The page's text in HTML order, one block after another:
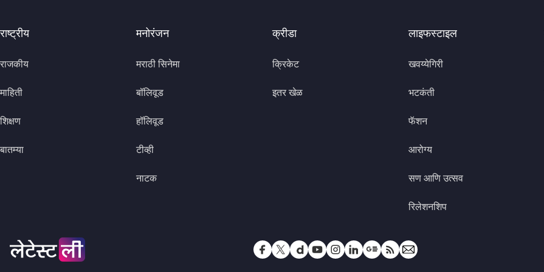
राष्ट्रीय
राजकीय
माहिती
शिक्षण
बातम्या
मनोरंजन
मराठी सिनेमा
बॉलिवूड
हॉलिवूड
टीव्ही
नाटक
क्रीडा
क्रिकेट
इतर खेळ
लाइफस्टाइल
खवय्येगिरी
भटकंती
फॅशन
आरोग्य
सण आणि उत्सव
रिलेशनशिप